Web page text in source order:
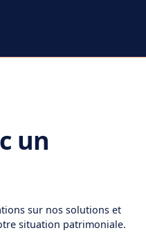
un
sur nos solutions et
situation patrimoniale.